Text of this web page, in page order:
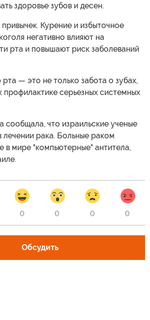
здоровье зубов и десен.
Курение и избыточное
негативно влияют на
рта и повышают риск заболеваний
— это не только забота о зубах,
профилактике серьезных системных
сообщала, что израильские ученые
лечении рака. Больные раком
в мире "компьютерные" антитела,
0 0 0 0
Обсудить